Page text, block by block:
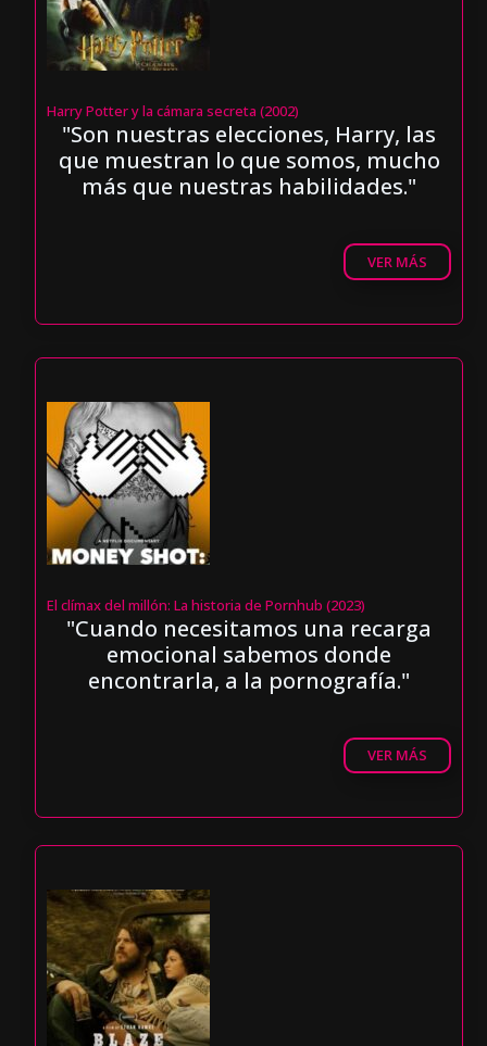
Harry Potter y la cámara secreta (2002)
"Son nuestras elecciones, Harry, las
que muestran lo que somos, mucho
más que nuestras habilidades."
VER MÁS
El clímax del millón: La historia de Pornhub (2023)
"Cuando necesitamos una recarga
emocional sabemos donde
encontrarla, a la pornografía."
VER MÁS